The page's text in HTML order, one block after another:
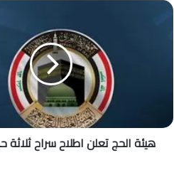
هيئة الحج تعلن اطلاح سراح ثلاثة